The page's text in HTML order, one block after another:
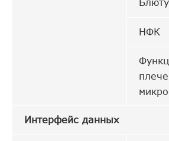
НФК
Интерфейс данных